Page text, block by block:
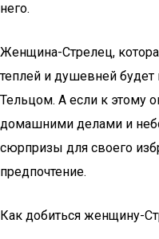
него.
Женщина-Стрелец,
теплей и душевней будет
Тельцом. А если к этому
домашними делами и
сюрпризы для своего
предпочтение.
Как добиться женщину-